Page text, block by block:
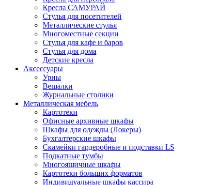
Кресла САМУРАЙ
Стулья для посетителей
Металлические стулья
Многоместные секции
Стулья для кафе и баров
Стулья для дома
Детские кресла
Аксессуары
Урны
Вешалки
Журнальные столики
Металлическая мебель
Картотеки
Офисные архивные шкафы
Шкафы для одежды (Локеры)
Бухгалтерские шкафы
Скамейки гардеробные и подставки LS
Подкатные тумбы
Многоящичные шкафы
Картотеки больших форматов
Индивидуальные шкафы кассира